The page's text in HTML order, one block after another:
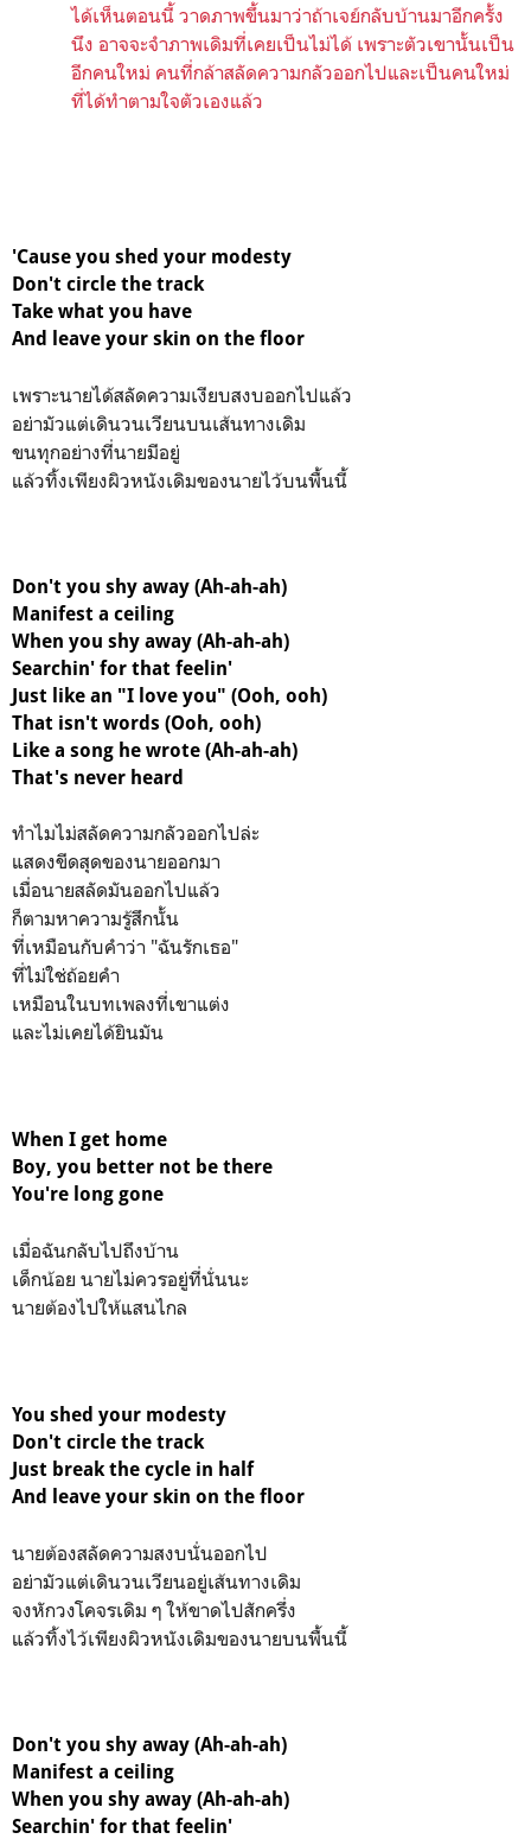
ได้เห็นตอนนี้ วาดภาพขึ้นมาว่าถ้าเจย์กลับบ้านมาอีกครั้ง
นึง อาจจะจำภาพเดิมที่เคยเป็นไม่ได้ เพราะตัวเขานั้นเป็น
อีกคนใหม่ คนที่กล้าสลัดความกลัวออกไปและเป็นคนใหม่
ที่ได้ทำตามใจตัวเองแล้ว
'Cause you shed your modеsty
Don't circle the track
Take what you havе
And leave your skin on the floor
เพราะนายได้สลัดความเงียบสงบออกไปแล้ว
อย่ามัวแต่เดินวนเวียนบนเส้นทางเดิม
ขนทุกอย่างที่นายมีอยู่
แล้วทิ้งเพียงผิวหนังเดิมของนายไว้บนพื้นนี้
Don't you shy away (Ah-ah-ah)
Manifest a ceiling
When you shy away (Ah-ah-ah)
Searchin' for that feelin'
Just like an "I love you" (Ooh, ooh)
That isn't words (Ooh, ooh)
Like a song he wrote (Ah-ah-ah)
That's never heard
ทำไมไม่สลัดความกลัวออกไปล่ะ
แสดงขีดสุดของนายออกมา
เมื่อนายสลัดมันออกไปแล้ว
ก็ตามหาความรู้สึกนั้น
ที่เหมือนกับคำว่า "ฉันรักเธอ"
ที่ไม่ใช่ถ้อยคำ
เหมือนในบทเพลงที่เขาแต่ง
และไม่เคยได้ยินมัน
When I get home
Boy, you better not be there
You're long gone
เมื่อฉันกลับไปถึงบ้าน
เด็กน้อย นายไม่ควรอยู่ที่นั่นนะ
นายต้องไปให้แสนไกล
You shed your modesty
Don't circle the track
Just break the cycle in half
And leave your skin on the floor
นายต้องสลัดความสงบนั่นออกไป
อย่ามัวแต่เดินวนเวียนอยู่เส้นทางเดิม
จงหักวงโคจรเดิม ๆ ให้ขาดไปสักครึ่ง
แล้วทิ้งไว้เพียงผิวหนังเดิมของนายบนพื้นนี้
Don't you shy away (Ah-ah-ah)
Manifest a ceiling
When you shy away (Ah-ah-ah)
Searchin' for that feelin'